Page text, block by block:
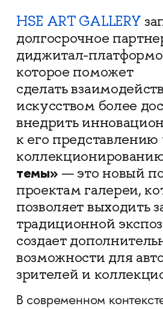
HSE ART GALLERY
долгосрочное
диджитал-
которое поможет
сделать
искусством более
внедрить
к его представлению
темы» — это новый
проектам галереи,
позволяет выходить
традиционной
создает
возможности для
зрителей и
В современном